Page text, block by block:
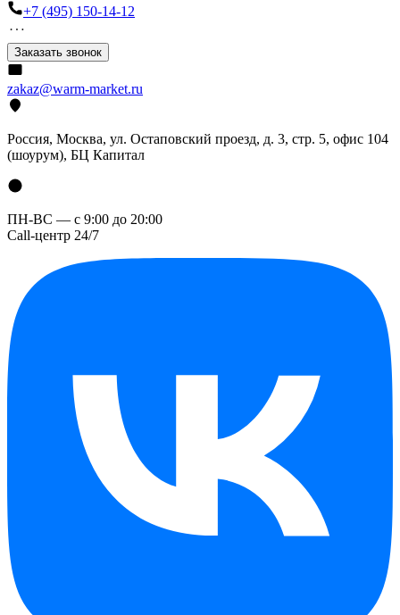
+7 (495) 150-14-12
Заказать звонок
zakaz@warm-market.ru
Россия, Москва, ул. Остаповский проезд, д. 3, стр. 5, офис 104
(шоурум), БЦ Капитал
ПН-ВС — с 9:00 до 20:00
Call-центр 24/7